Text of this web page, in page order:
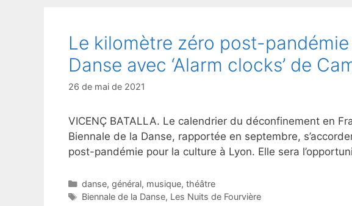
Le kilomètre zéro post-
Danse avec ‘Alarm clocks’ de
26 de mai de 2021
VICENÇ BATALLA. Le calendrier du déconfinement en
Biennale de la Danse, rapportée en septembre,
post-pandémie pour la culture à Lyon. Elle sera
Catégories
danse, général, musique, théâtre
Étiquettes
Biennale de la Danse, Les Nuits de Fourvière